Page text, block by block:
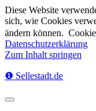
Diese Website
sich, wie Cookies
ändern können.
Datenschutzerklärung
Zum Inhalt springen
❶ Sellestadt.de